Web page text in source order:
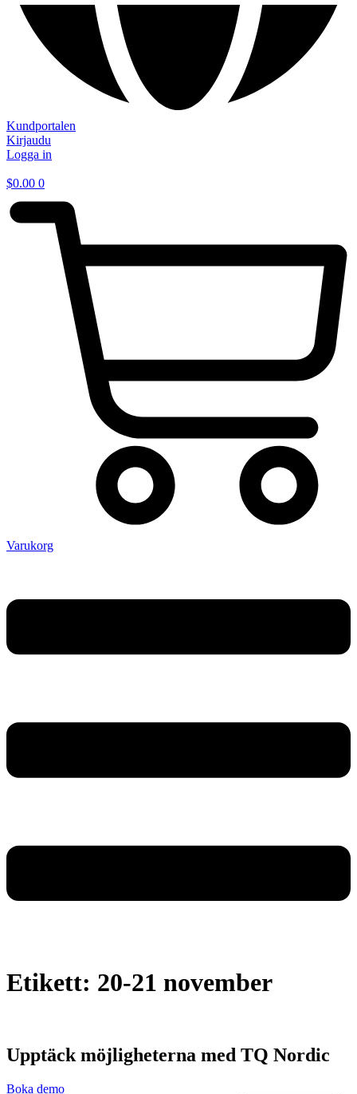
Kundportalen
Kirjaudu
Logga in
$0.00 0
Varukorg
Etikett: 20-21 november
Upptäck möjligheterna med TQ Nordic
Boka demo